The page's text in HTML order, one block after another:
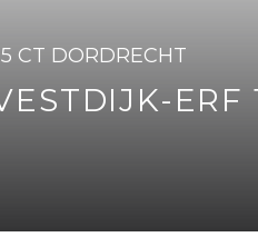
CT DORDRECHT
ERF